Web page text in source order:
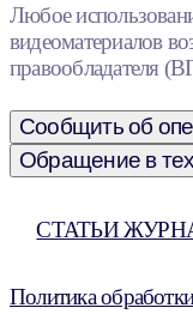
Любое
видеоматериалов
правообладателя
Сообщить об
Обращение в
СТАТЬИ
Политика